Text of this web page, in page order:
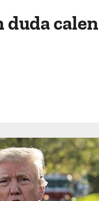
duda